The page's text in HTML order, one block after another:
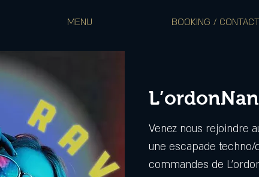
MENU BOOKING / CONTACT
Venez nous rejoindre
une escapade
commandes de